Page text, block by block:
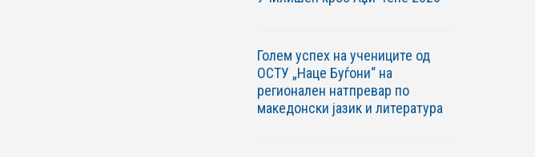
Голем успех на учениците од
ОСТУ „Наце Буѓони“ на
регионален натпревар по
македонски јазик и литература